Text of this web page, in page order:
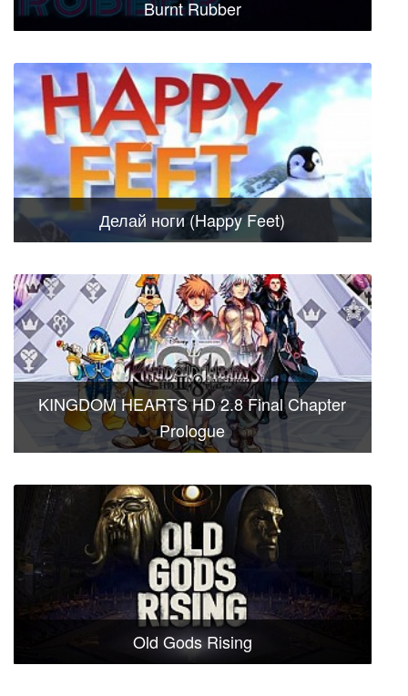
Burnt Rubber
Делай ноги (Happy Feet)
KINGDOM HEARTS HD 2.8 Final Chapter
Prologue
Old Gods Rising